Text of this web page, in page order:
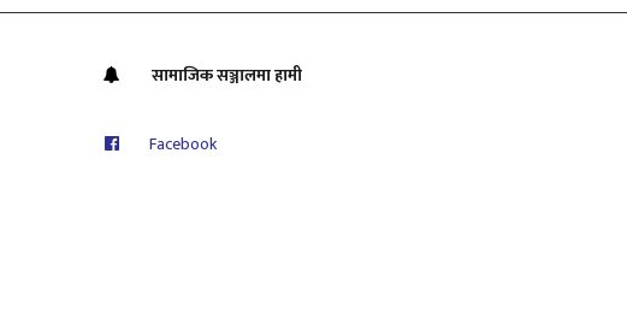
सामाजिक सञ्जालमा हामी
Facebook